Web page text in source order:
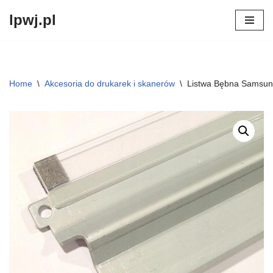
lpwj.pl
Home \ Akcesoria do drukarek i skanerów \ Listwa Bębna